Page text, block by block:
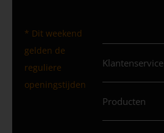
* Dit weekend
gelden de
reguliere
openingstijden
Klantenservice
Producten